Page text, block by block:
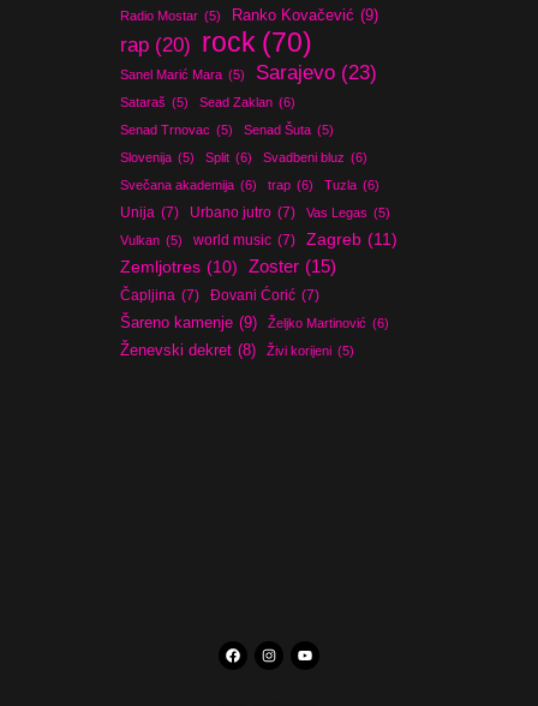
Radio Mostar (5) Ranko Kovačević (9)
rap (20) rock (70)
Sanel Marić Mara (5) Sarajevo (23)
Sataraš (5) Sead Zaklan (6)
Senad Trnovac (5) Senad Šuta (5)
Slovenija (5) Split (6) Svadbeni bluz (6)
Svečana akademija (6) trap (6) Tuzla (6)
Unija (7) Urbano jutro (7) Vas Legas (5)
Vulkan (5) world music (7) Zagreb (11)
Zemljotres (10) Zoster (15)
Čapljina (7) Đovani Ćorić (7)
Šareno kamenje (9) Željko Martinović (6)
Ženevski dekret (8) Živi korijeni (5)